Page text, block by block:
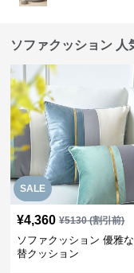
ソファクッション 人
SALE
¥4,360 ¥5130(割引前)
ソファクッション 優雅
替クッション